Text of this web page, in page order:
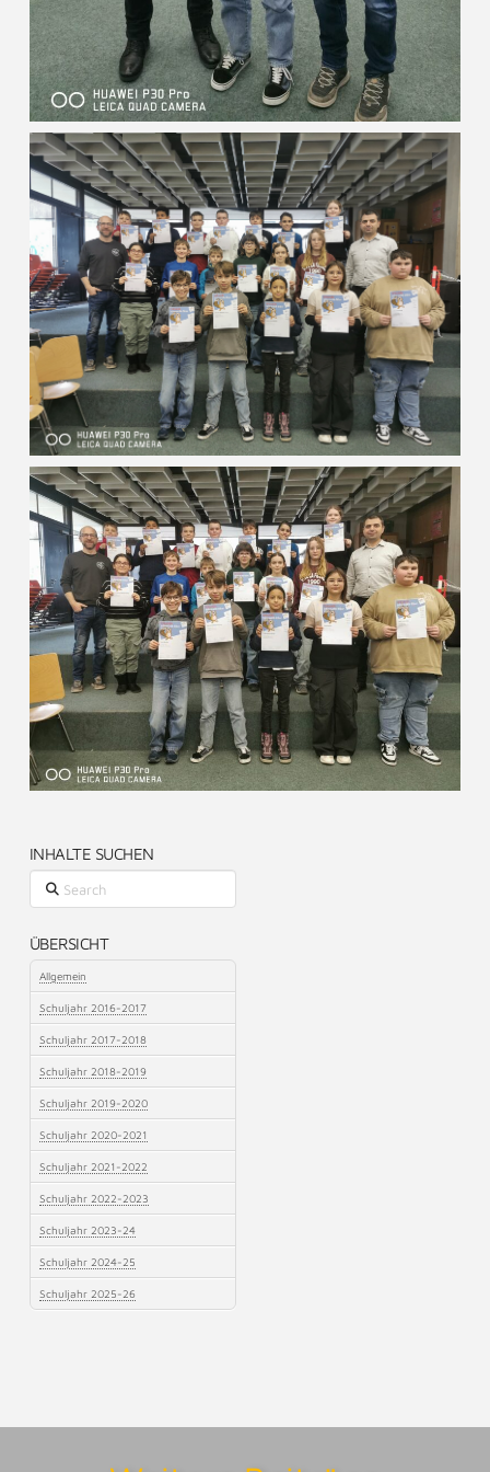
INHALTE SUCHEN
ÜBERSICHT
Allgemein
Schuljahr 2016-2017
Schuljahr 2017-2018
Schuljahr 2018-2019
Schuljahr 2019-2020
Schuljahr 2020-2021
Schuljahr 2021-2022
Schuljahr 2022-2023
Schuljahr 2023-24
Schuljahr 2024-25
Schuljahr 2025-26